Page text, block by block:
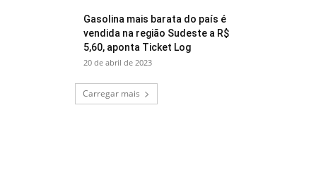
Gasolina mais barata do país é
vendida na região Sudeste a R$
5,60, aponta Ticket Log
20 de abril de 2023
Carregar mais